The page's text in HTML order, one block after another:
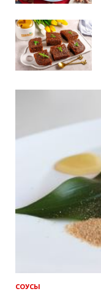
СОУСЫ